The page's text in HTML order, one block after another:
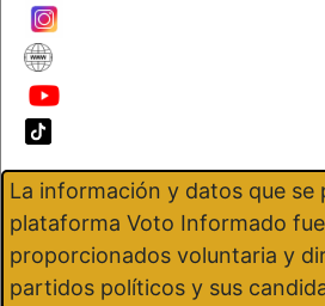
La información y datos que se
plataforma Voto Informado
proporcionados voluntaria y
partidos políticos y sus